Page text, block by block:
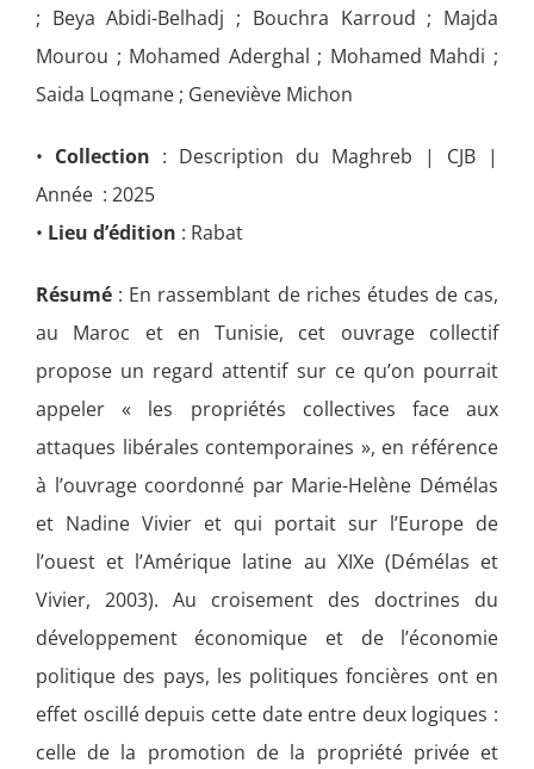
; Beya Abidi-Belhadj ; Bouchra Karroud ; Majda
Mourou ; Mohamed Aderghal ; Mohamed Mahdi ;
Saida Loqmane ; Geneviève Michon
• Collection : Description du Maghreb | CJB |
Année : 2025
• Lieu d’édition : Rabat
Résumé: En rassemblant de riches études de cas,
au Maroc et en Tunisie, cet ouvrage collectif
propose un regard attentif sur ce qu’on pourrait
appeler « les propriétés collectives face aux
attaques libérales contemporaines », en référence
à l’ouvrage coordonné par Marie-Helène Démélas
et Nadine Vivier et qui portait sur l’Europe de
l’ouest et l’Amérique latine au XIXe (Démélas et
Vivier, 2003). Au croisement des doctrines du
développement économique et de l’économie
politique des pays, les politiques foncières ont en
effet oscillé depuis cette date entre deux logiques :
celle de la promotion de la propriété privée et